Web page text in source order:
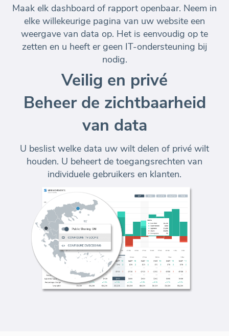
Maak elk dashboard of rapport openbaar. Neem in
elke willekeurige pagina van uw website een
weergave van data op. Het is eenvoudig op te
zetten en u heeft er geen IT-ondersteuning bij
nodig.
Veilig en privé
Beheer de zichtbaarheid
van data
U beslist welke data uw wilt delen of privé wilt
houden. U beheert de toegangsrechten van
individuele gebruikers en klanten.